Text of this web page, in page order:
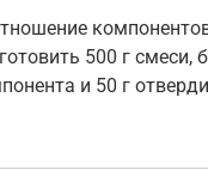
500 г смеси,
и 50 г